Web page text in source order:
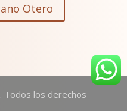
Otero
Todos los derechos